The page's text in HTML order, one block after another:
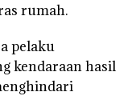
rumah.
pelaku
kendaraan hasil